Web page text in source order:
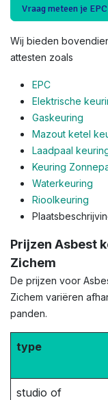
Vraag meteen je
Wij bieden
attesten zoals
EPC
Elektrische
Gaskeuring
Mazout ketel
Laadpaal
Keuring
Waterkeuring
Rioolkeuring
Prijzen Asbest
Zichem
De prijzen voor
Zichem variëren
panden.
type
studio of